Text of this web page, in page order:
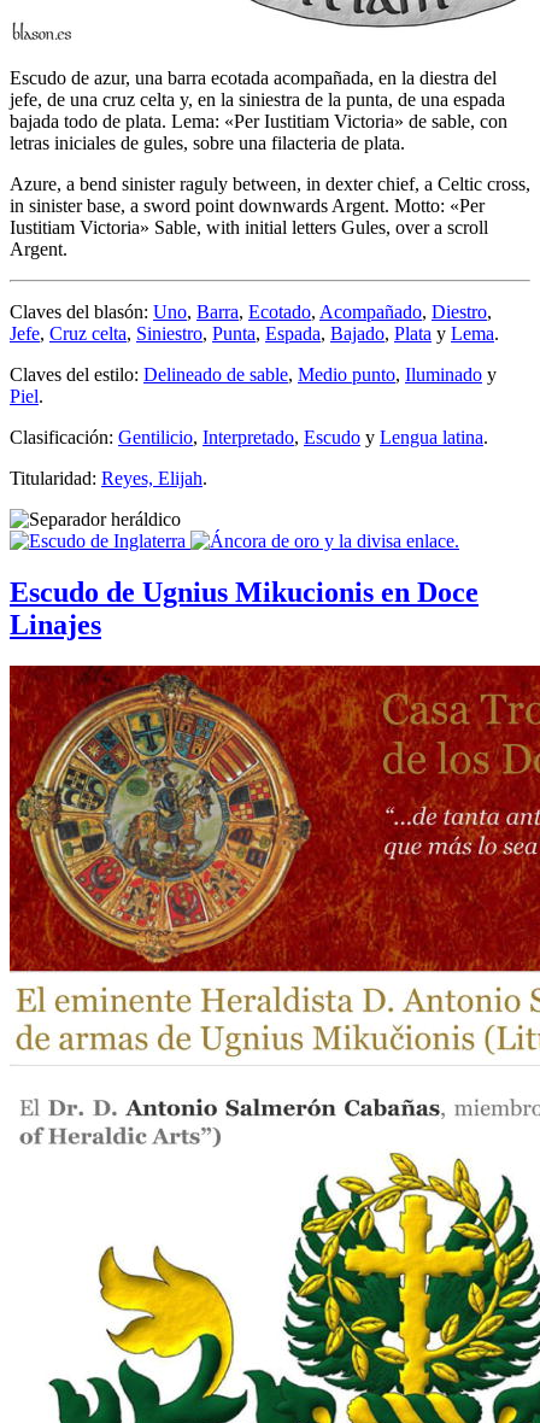
Escudo de azur, una barra ecotada acompañada, en la diestra del
jefe, de una cruz celta y, en la siniestra de la punta, de una espada
bajada todo de plata. Lema: «Per Iustitiam Victoria» de sable, con
letras iniciales de gules, sobre una filacteria de plata.
Azure, a bend sinister raguly between, in dexter chief, a Celtic cross,
in sinister base, a sword point downwards Argent. Motto: «Per
Iustitiam Victoria» Sable, with initial letters Gules, over a scroll
Argent.
Claves del blasón: Uno, Barra, Ecotado, Acompañado, Diestro,
Jefe, Cruz celta, Siniestro, Punta, Espada, Bajado, Plata y Lema.
Claves del estilo: Delineado de sable, Medio punto, Iluminado y
Piel.
Clasificación: Gentilicio, Interpretado, Escudo y Lengua latina.
Titularidad: Reyes, Elijah.
Escudo de Ugnius Mikucionis en Doce
Linajes